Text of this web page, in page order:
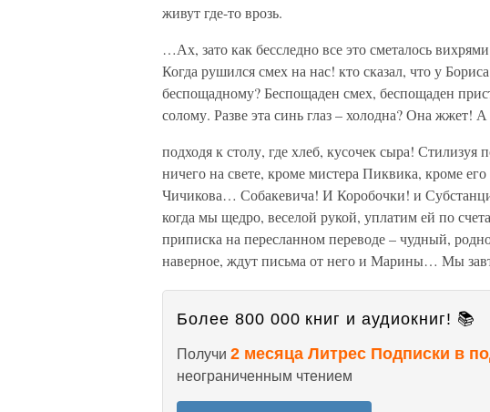
живут где-то врозь.
…Ах, зато как бесследно все это сметалось
Когда рушился смех на нас! кто сказал, что у
беспощадному? Беспощаден смех, беспощаден
солому. Разве эта синь глаз – холодна? Она жжет!
подходя к столу, где хлеб, кусочек сыра! Стилизуя
ничего на свете, кроме мистера Пиквика, кроме
Чичикова… Собакевича! И Коробочки! и
когда мы щедро, веселой рукой, уплатим ей по
приписка на пересланном переводе – чудный,
наверное, ждут письма от него и Марины… Мы
Более 800 000 книг и аудиокниг! 📚
Получи 2 месяца Литрес Подписки в
неограниченным чтением